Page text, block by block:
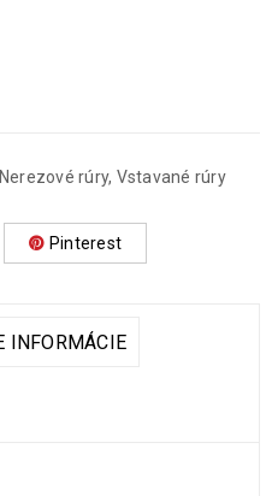
Nerezové rúry, Vstavané rúry
Pinterest
INFORMÁCIE